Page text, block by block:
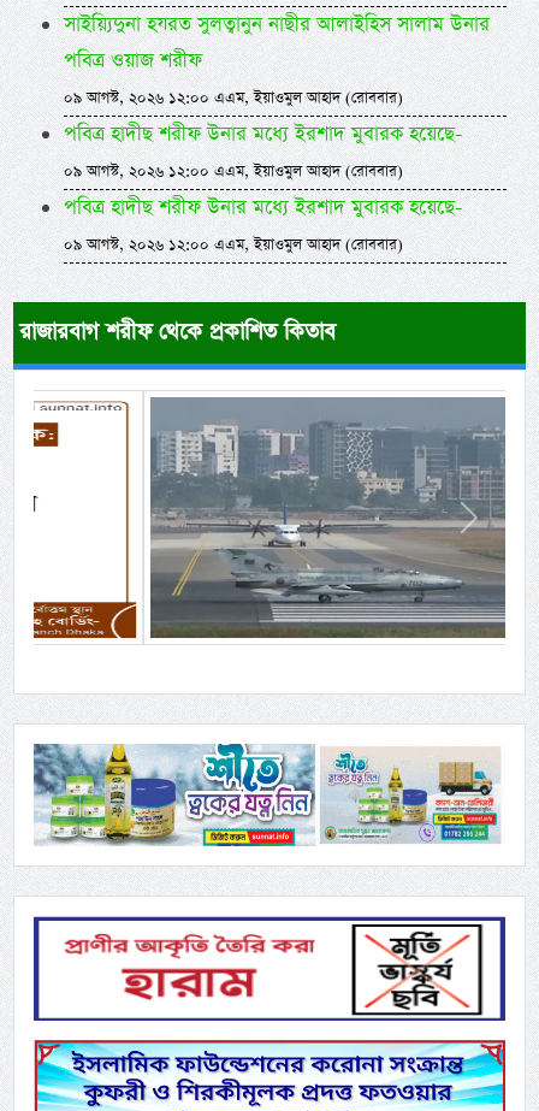
সাইয়্যিদুনা হযরত সুলত্বানুন নাছীর আলাইহিস সালাম উনার
পবিত্র ওয়াজ শরীফ
০৯ আগস্ট, ২০২৬ ১২:০০ এএম, ইয়াওমুল আহাদ (রোববার)
পবিত্র হাদীছ শরীফ উনার মধ্যে ইরশাদ মুবারক হয়েছে-
০৯ আগস্ট, ২০২৬ ১২:০০ এএম, ইয়াওমুল আহাদ (রোববার)
পবিত্র হাদীছ শরীফ উনার মধ্যে ইরশাদ মুবারক হয়েছে-
০৯ আগস্ট, ২০২৬ ১২:০০ এএম, ইয়াওমুল আহাদ (রোববার)
রাজারবাগ শরীফ থেকে প্রকাশিত কিতাব
Next